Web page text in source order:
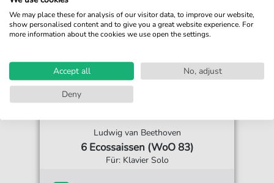
Ludwig van Beethoven
6 Ecossaissen (WoO 83)
Für: Klavier Solo
We may place these for analysis of our visitor data, to improve our website,
show personalised content and to give you a great website experience. For
more information about the cookies we use open the settings.
Accept all
No, adjust
Deny